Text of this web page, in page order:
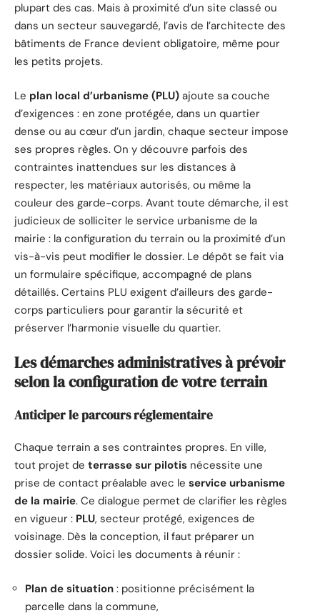
plupart des cas. Mais à proximité d’un site classé ou
dans un secteur sauvegardé, l’avis de l’architecte des
bâtiments de France devient obligatoire, même pour
les petits projets.
Le plan local d’urbanisme (PLU) ajoute sa couche
d’exigences : en zone protégée, dans un quartier
dense ou au cœur d’un jardin, chaque secteur impose
ses propres règles. On y découvre parfois des
contraintes inattendues sur les distances à
respecter, les matériaux autorisés, ou même la
couleur des garde-corps. Avant toute démarche, il est
judicieux de solliciter le service urbanisme de la
mairie : la configuration du terrain ou la proximité d’un
vis-à-vis peut modifier le dossier. Le dépôt se fait via
un formulaire spécifique, accompagné de plans
détaillés. Certains PLU exigent d’ailleurs des garde-
corps particuliers pour garantir la sécurité et
préserver l’harmonie visuelle du quartier.
Les démarches administratives à prévoir
selon la configuration de votre terrain
Anticiper le parcours réglementaire
Chaque terrain a ses contraintes propres. En ville,
tout projet de terrasse sur pilotis nécessite une
prise de contact préalable avec le service urbanisme
de la mairie. Ce dialogue permet de clarifier les règles
en vigueur : PLU, secteur protégé, exigences de
voisinage. Dès la conception, il faut préparer un
dossier solide. Voici les documents à réunir :
Plan de situation : positionne précisément la
parcelle dans la commune,